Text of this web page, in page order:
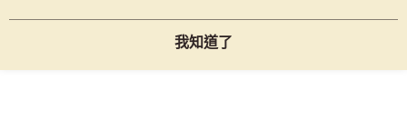
我知道了